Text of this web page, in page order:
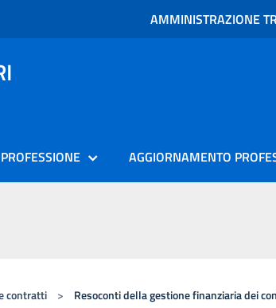
AMMINISTRAZIONE
PROFESSIONE AGGIORNAMENTO
contratti >
Resoconti della gestione finanziaria dei